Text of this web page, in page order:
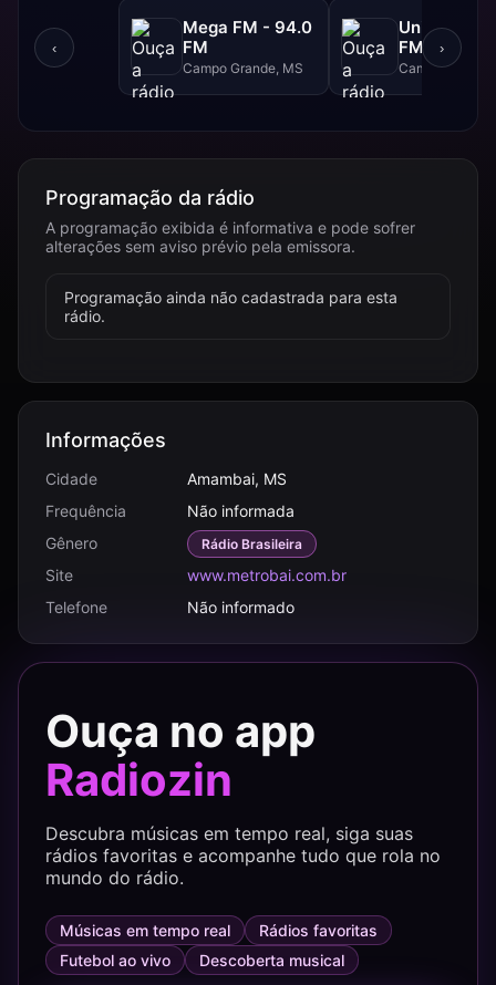
‹
Mega FM - 94.0
FM
Campo Grande, MS
Uniderp -
FM
Campo
›
Programação da rádio
A programação exibida é informativa e pode sofrer
alterações sem aviso prévio pela emissora.
Programação ainda não cadastrada para esta
rádio.
Informações
Cidade
Amambai, MS
Frequência
Não informada
Gênero
Rádio Brasileira
Site
www.metrobai.com.br
Telefone
Não informado
Ouça no app
Radiozin
Descubra músicas em tempo real, siga suas
rádios favoritas e acompanhe tudo que rola no
mundo do rádio.
Músicas em tempo real
Rádios favoritas
Futebol ao vivo
Descoberta musical